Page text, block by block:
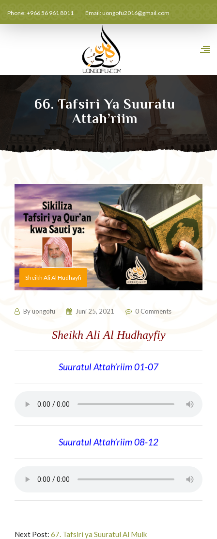
Phone: +966 56 961 8011 Email:uongofu2016@gmail.com
66. Tafsiri Ya Suuratu
Attah’riim
Sheikh Ali Al Hudhayfi
Byuongofu Juni 25, 2021 0 Comments
Sheikh Ali Al Hudhayfiy
Suuratul Attah’riim 01-07
Suuratul Attah’riim 08-12
Next Post: 67. Tafsiri ya Suuratul Al Mulk